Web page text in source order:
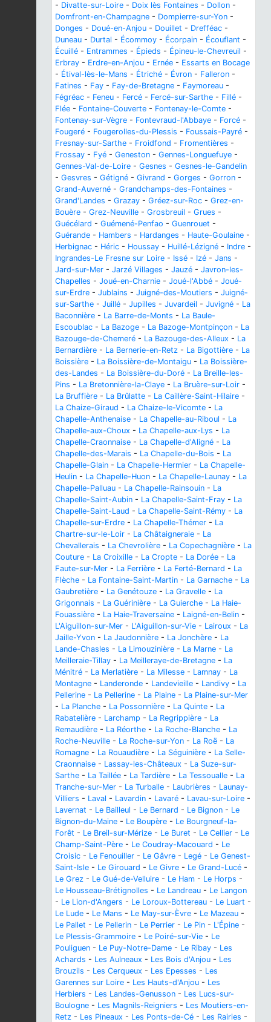
- Divatte-sur-Loire - Doix lès Fontaines - Dollon -
Domfront-en-Champagne - Dompierre-sur-Yon -
Donges - Doué-en-Anjou - Douillet - Drefféac -
Duneau - Durtal - Écommoy - Écorpain - Écouflant -
Écuillé - Entrammes - Épieds - Épineu-le-Chevreuil -
Erbray - Erdre-en-Anjou - Ernée - Essarts en Bocage
- Étival-lès-le-Mans - Étriché - Évron - Falleron -
Fatines - Fay - Fay-de-Bretagne - Faymoreau -
Fégréac - Feneu - Fercé - Fercé-sur-Sarthe - Fillé -
Flée - Fontaine-Couverte - Fontenay-le-Comte -
Fontenay-sur-Vègre - Fontevraud-l'Abbaye - Forcé -
Fougeré - Fougerolles-du-Plessis - Foussais-Payré -
Fresnay-sur-Sarthe - Froidfond - Fromentières -
Frossay - Fyé - Geneston - Gennes-Longuefuye -
Gennes-Val-de-Loire - Gesnes - Gesnes-le-Gandelin
- Gesvres - Gétigné - Givrand - Gorges - Gorron -
Grand-Auverné - Grandchamps-des-Fontaines -
Grand'Landes - Grazay - Gréez-sur-Roc - Grez-en-
Bouère - Grez-Neuville - Grosbreuil - Grues -
Guécélard - Guémené-Penfao - Guenrouet -
Guérande - Hambers - Hardanges - Haute-Goulaine -
Herbignac - Héric - Houssay - Huillé-Lézigné - Indre -
Ingrandes-Le Fresne sur Loire - Issé - Izé - Jans -
Jard-sur-Mer - Jarzé Villages - Jauzé - Javron-les-
Chapelles - Joué-en-Charnie - Joué-l'Abbé - Joué-
sur-Erdre - Jublains - Juigné-des-Moutiers - Juigné-
sur-Sarthe - Juillé - Jupilles - Juvardeil - Juvigné - La
Baconnière - La Barre-de-Monts - La Baule-
Escoublac - La Bazoge - La Bazoge-Montpinçon - La
Bazouge-de-Chemeré - La Bazouge-des-Alleux - La
Bernardière - La Bernerie-en-Retz - La Bigottière - La
Boissière - La Boissière-de-Montaigu - La Boissière-
des-Landes - La Boissière-du-Doré - La Breille-les-
Pins - La Bretonnière-la-Claye - La Bruère-sur-Loir -
La Bruffière - La Brûlatte - La Caillère-Saint-Hilaire -
La Chaize-Giraud - La Chaize-le-Vicomte - La
Chapelle-Anthenaise - La Chapelle-au-Riboul - La
Chapelle-aux-Choux - La Chapelle-aux-Lys - La
Chapelle-Craonnaise - La Chapelle-d'Aligné - La
Chapelle-des-Marais - La Chapelle-du-Bois - La
Chapelle-Glain - La Chapelle-Hermier - La Chapelle-
Heulin - La Chapelle-Huon - La Chapelle-Launay - La
Chapelle-Palluau - La Chapelle-Rainsouin - La
Chapelle-Saint-Aubin - La Chapelle-Saint-Fray - La
Chapelle-Saint-Laud - La Chapelle-Saint-Rémy - La
Chapelle-sur-Erdre - La Chapelle-Thémer - La
Chartre-sur-le-Loir - La Châtaigneraie - La
Chevallerais - La Chevrolière - La Copechagnière - La
Couture - La Croixille - La Cropte - La Dorée - La
Faute-sur-Mer - La Ferrière - La Ferté-Bernard - La
Flèche - La Fontaine-Saint-Martin - La Garnache - La
Gaubretière - La Genétouze - La Gravelle - La
Grigonnais - La Guérinière - La Guierche - La Haie-
Fouassière - La Haie-Traversaine - Laigné-en-Belin -
L'Aiguillon-sur-Mer - L'Aiguillon-sur-Vie - Lairoux - La
Jaille-Yvon - La Jaudonnière - La Jonchère - La
Lande-Chasles - La Limouzinière - La Marne - La
Meilleraie-Tillay - La Meilleraye-de-Bretagne - La
Ménitré - La Merlatière - La Milesse - Lamnay - La
Montagne - Landeronde - Landevieille - Landivy - La
Pellerine - La Pellerine - La Plaine - La Plaine-sur-Mer
- La Planche - La Possonnière - La Quinte - La
Rabatelière - Larchamp - La Regrippière - La
Remaudière - La Réorthe - La Roche-Blanche - La
Roche-Neuville - La Roche-sur-Yon - La Roë - La
Romagne - La Rouaudière - La Séguinière - La Selle-
Craonnaise - Lassay-les-Châteaux - La Suze-sur-
Sarthe - La Taillée - La Tardière - La Tessoualle - La
Tranche-sur-Mer - La Turballe - Laubrières - Launay-
Villiers - Laval - Lavardin - Lavaré - Lavau-sur-Loire -
Lavernat - Le Bailleul - Le Bernard - Le Bignon - Le
Bignon-du-Maine - Le Boupère - Le Bourgneuf-la-
Forêt - Le Breil-sur-Mérize - Le Buret - Le Cellier - Le
Champ-Saint-Père - Le Coudray-Macouard - Le
Croisic - Le Fenouiller - Le Gâvre - Legé - Le Genest-
Saint-Isle - Le Girouard - Le Givre - Le Grand-Lucé -
Le Grez - Le Gué-de-Velluire - Le Ham - Le Horps -
Le Housseau-Brétignolles - Le Landreau - Le Langon
- Le Lion-d'Angers - Le Loroux-Bottereau - Le Luart -
Le Lude - Le Mans - Le May-sur-Èvre - Le Mazeau -
Le Pallet - Le Pellerin - Le Perrier - Le Pin - L'Épine -
Le Plessis-Grammoire - Le Poiré-sur-Vie - Le
Pouliguen - Le Puy-Notre-Dame - Le Ribay - Les
Achards - Les Aulneaux - Les Bois d'Anjou - Les
Brouzils - Les Cerqueux - Les Epesses - Les
Garennes sur Loire - Les Hauts-d'Anjou - Les
Herbiers - Les Landes-Genusson - Les Lucs-sur-
Boulogne - Les Magnils-Reigniers - Les Moutiers-en-
Retz - Les Pineaux - Les Ponts-de-Cé - Les Rairies -